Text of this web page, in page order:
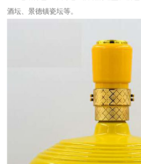
酒坛、景德镇瓷坛等。